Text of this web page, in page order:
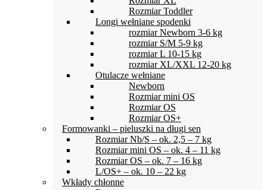
Rozmiar Toddler
Longi wełniane spodenki
rozmiar Newborn 3-6 kg
rozmiar S/M 5-9 kg
rozmiar L 10-15 kg
rozmiar XL/XXL 12-20 kg
Otulacze wełniane
Newborn
Rozmiar mini OS
Rozmiar OS
Rozmiar OS+
Formowanki – pieluszki na długi sen
Rozmiar Nb/S – ok. 2,5 – 7 kg
Rozmiar mini OS – ok. 4 – 11 kg
Rozmiar OS – ok. 7 – 16 kg
L/OS+ – ok. 10 – 22 kg
Wkłady chłonne